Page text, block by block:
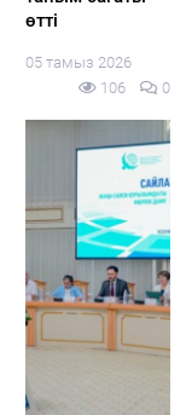
Қазақстандықт